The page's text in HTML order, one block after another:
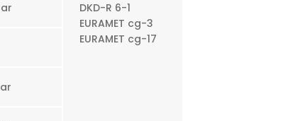
DKD-R 6-1
EURAMET cg-3
EURAMET cg-17